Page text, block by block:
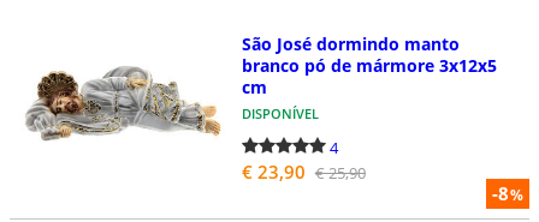
-8%
São José dormindo manto
branco pó de mármore 3x12x5
cm
DISPONÍVEL
4
€ 23,90 € 25,90